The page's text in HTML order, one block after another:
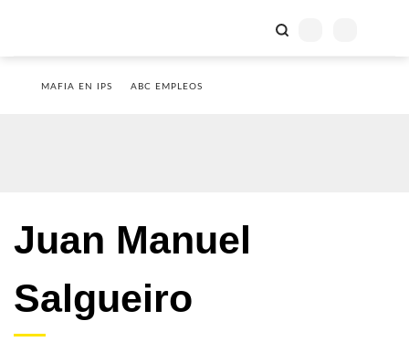
MAFIA EN IPS ABC EMPLEOS
Juan Manuel
Salgueiro